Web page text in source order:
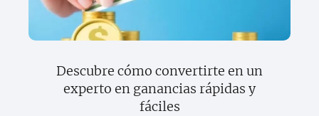
Descubre cómo convertirte en un
experto en ganancias rápidas y
fáciles